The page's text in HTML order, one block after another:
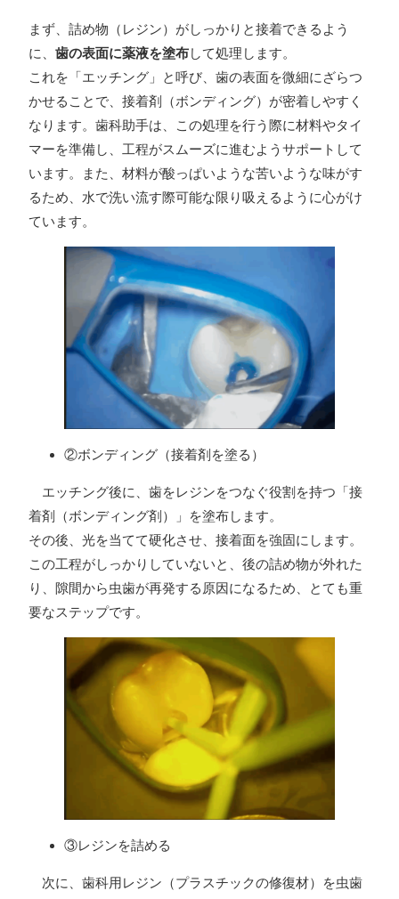
まず、詰め物（レジン）がしっかりと接着できるよう
に、 歯の表面に薬液を塗布して処理します。
これを「エッチング」と呼び、歯の表面を微細にざらつ
かせることで、接着剤（ボンディング）が密着しやすく
なります。歯科助手は、この処理を行う際に材料やタイ
マーを準備し、工程がスムーズに進むようサポートして
います。また、材料が酸っぱいような苦いような味がす
るため、水で洗い流す際可能な限り吸えるように心がけ
ています。
②ボンディング（接着剤を塗る）
エッチング後に、歯をレジンをつなぐ役割を持つ「接
着剤（ボンディング剤）」を塗布します。
その後、光を当てて硬化させ、接着面を強固にします。
この工程がしっかりしていないと、後の詰め物が外れた
り、隙間から虫歯が再発する原因になるため、とても重
要なステップです。
③レジンを詰める
次に、歯科用レジン（プラスチックの修復材）を虫歯